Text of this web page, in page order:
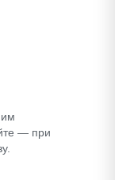
— при